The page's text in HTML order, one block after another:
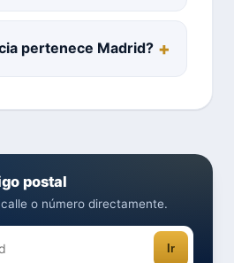
pertenece Madrid?
postal
o número directamente.
Ir